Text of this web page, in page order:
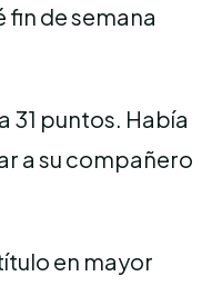
fin de semana
31 puntos. Había
a su compañero
en mayor